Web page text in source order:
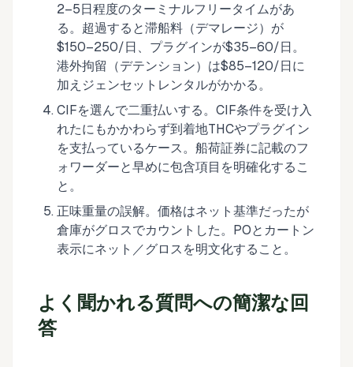
2–5日程度のターミナルフリータイムがあ
る。超過すると滞船料（デマレージ）が
$150–250/日、プラグインが$35–60/日。
港外拘留（デテンション）は$85–120/日に
加えジェンセットレンタルがかかる。
CIFを選んで二重払いする。CIF条件を受け入
れたにもかかわらず到着地THCやプラグイン
を支払っているケース。船荷証券に記載のフ
ォワーダーと早めに包含項目を明確化するこ
と。
正味重量の誤解。価格はネット基準だったが
倉庫がグロスでカウントした。POとカートン
表示にネット／グロスを明文化すること。
よく聞かれる質問への簡潔な回
答